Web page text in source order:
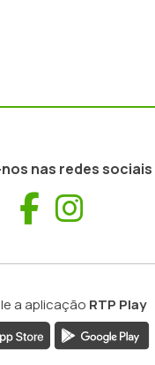
nas redes sociais
Facebook
a aplicação RTP Play